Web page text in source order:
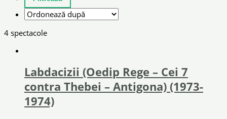
4 spectacole
Labdacizii (Oedip Rege – Cei 7
contra Thebei – Antigona) (1973-
1974)